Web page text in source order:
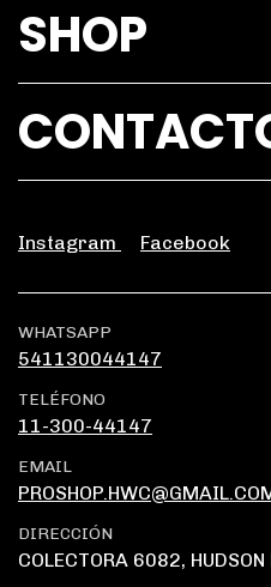
SHOP
Instagram Facebook
WHATSAPP
541130044147
TELÉFONO
11-300-44147
EMAIL
DIRECCIÓN
COLECTORA 6082, HUDSON